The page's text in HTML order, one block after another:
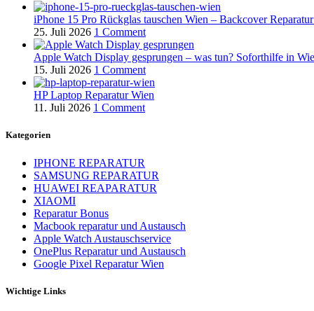
iPhone 15 Pro Rückglas tauschen Wien – Backcover
25. Juli 2026 1 Comment
Apple Watch Display gesprungen – was tun? Soforthilfe in
15. Juli 2026 1 Comment
HP Laptop Reparatur Wien
11. Juli 2026 1 Comment
Kategorien
IPHONE REPARATUR
SAMSUNG REPARATUR
HUAWEI REAPARATUR
XIAOMI
Reparatur Bonus
Macbook reparatur und Austausch
Apple Watch Austauschservice
OnePlus Reparatur und Austausch
Google Pixel Reparatur Wien
Wichtige Links